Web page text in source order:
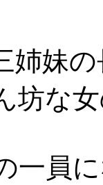
姉妹
坊な
一員